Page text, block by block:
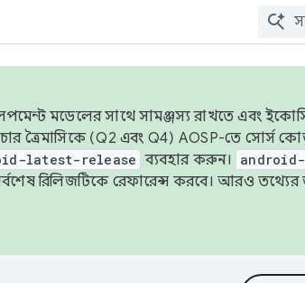
মডেলের সাথে সামঞ্জস্য রাখতে এবং
ত্রৈমাসিকে (Q2 এবং Q4) AOSP-তে সোর্স
latest-release ব্যবহার করুন।
সর্বশেষ রিলিজটিকে রেফারেন্স করবে। আরও